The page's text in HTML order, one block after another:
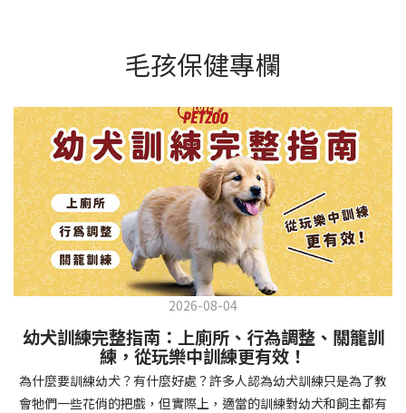
毛孩保健專欄
2026-08-04
幼犬訓練完整指南：上廁所、行為調整、關籠訓
練，從玩樂中訓練更有效！
為什麼要訓練幼犬？有什麼好處？許多人認為幼犬訓練只是為了教
會牠們一些花俏的把戲，但實際上，適當的訓練對幼犬和飼主都有